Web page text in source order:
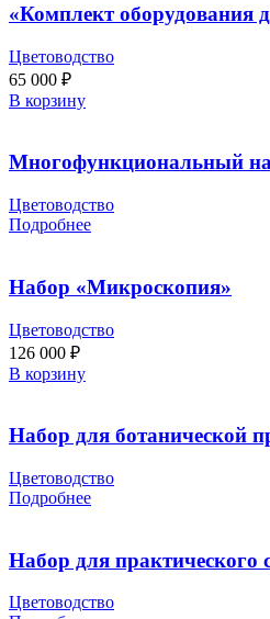
«Комплект оборудования
Цветоводство
65 000 ₽
В корзину
Многофункциональный
Цветоводство
Подробнее
Набор «Микроскопия»
Цветоводство
126 000 ₽
В корзину
Набор для ботанической
Цветоводство
Подробнее
Набор для практического
Цветоводство